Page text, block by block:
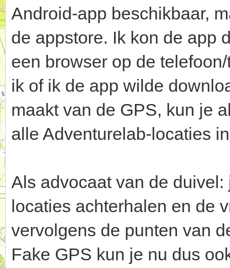
Android-app beschikbaar,
de appstore. Ik kon de app
een browser op de
ik of ik de app wilde
maakt van de GPS, kun je
alle Adventurelab-locaties
Als advocaat van de
locaties achterhalen en de
vervolgens de punten van
Fake GPS kun je nu dus